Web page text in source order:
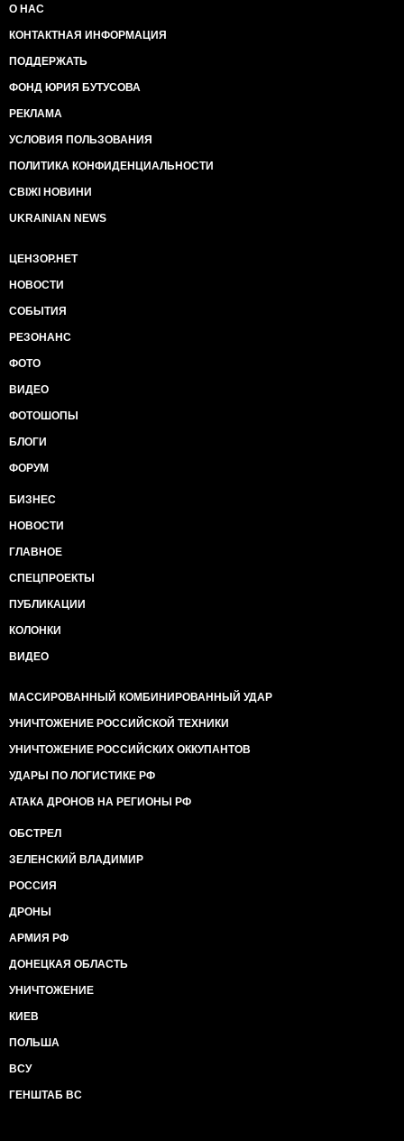
О НАС
КОНТАКТНАЯ ИНФОРМАЦИЯ
ПОДДЕРЖАТЬ
ФОНД ЮРИЯ БУТУСОВА
РЕКЛАМА
УСЛОВИЯ ПОЛЬЗОВАНИЯ
ПОЛИТИКА КОНФИДЕНЦИАЛЬНОСТИ
СВІЖІ НОВИНИ
UKRAINIAN NEWS
ЦЕНЗОР.НЕТ
НОВОСТИ
СОБЫТИЯ
РЕЗОНАНС
ФОТО
ВИДЕО
ФОТОШОПЫ
БЛОГИ
ФОРУМ
БИЗНЕС
НОВОСТИ
ГЛАВНОЕ
СПЕЦПРОЕКТЫ
ПУБЛИКАЦИИ
КОЛОНКИ
ВИДЕО
МАССИРОВАННЫЙ КОМБИНИРОВАННЫЙ УДАР
УНИЧТОЖЕНИЕ РОССИЙСКОЙ ТЕХНИКИ
УНИЧТОЖЕНИЕ РОССИЙСКИХ ОККУПАНТОВ
УДАРЫ ПО ЛОГИСТИКЕ РФ
АТАКА ДРОНОВ НА РЕГИОНЫ РФ
ОБСТРЕЛ
ЗЕЛЕНСКИЙ ВЛАДИМИР
РОССИЯ
ДРОНЫ
АРМИЯ РФ
ДОНЕЦКАЯ ОБЛАСТЬ
УНИЧТОЖЕНИЕ
КИЕВ
ПОЛЬША
ВСУ
ГЕНШТАБ ВС